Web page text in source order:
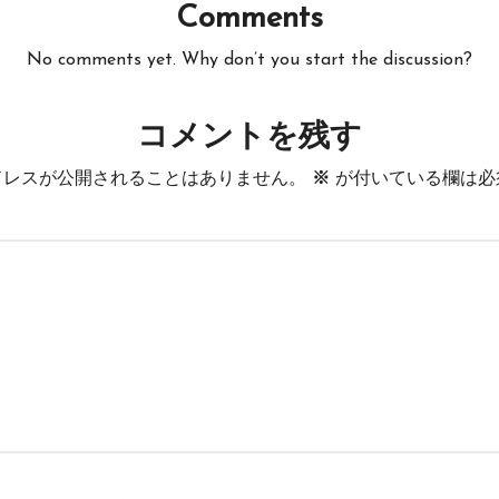
Comments
No comments yet. Why don’t you start the discussion?
コメントを残す
スが公開されることはありません。 ※ が付いている欄は